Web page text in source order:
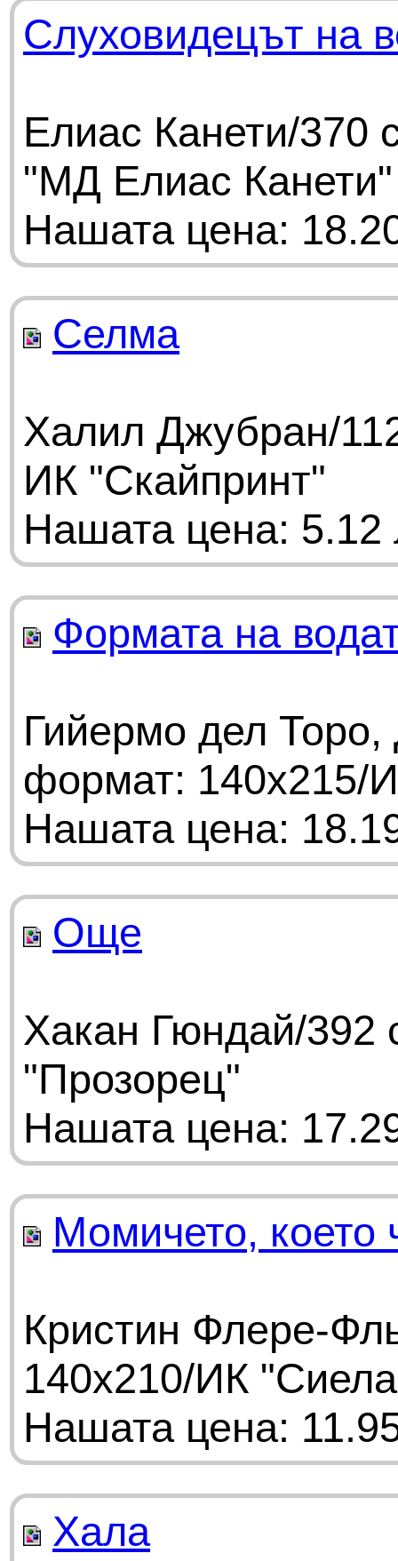
Слуховидецът на
Елиас Канети/370
"МД Елиас Канети"
Нашата цена:
Селма
Халил Джубран/
ИК "Скайпринт"
Нашата цена: 5.12
Формата на
Гийермо дел
формат: 140х215/
Нашата цена:
Още
Хакан Гюндай/392
"Прозорец"
Нашата цена:
Момичето, което
Кристин Флере-
140х210/ИК
Нашата цена:
Хала